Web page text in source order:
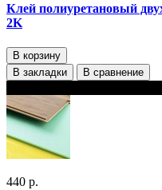
Клей полиуретановый
2K
В корзину
В закладки
В сравнение
440 р.